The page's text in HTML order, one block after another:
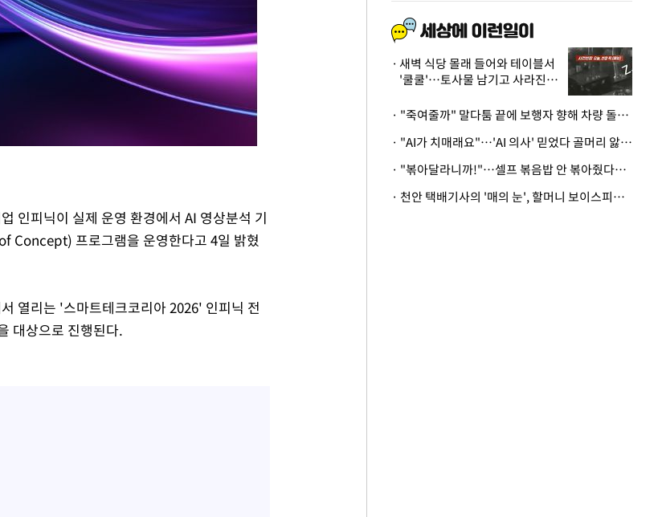
인피닉이 실제 운영 환경에서 AI 영상분석 기
Concept) 프로그램을 운영한다고 4일 밝혔
열리는 '스마트테크코리아 2026' 인피닉 전
대상으로 진행된다.
새벽 식당 몰래 들어와 테이블서
'쿨쿨'…토사물 남기고 사라진 남
· "죽여줄까" 말다툼 끝에 보행자 향해 차량 돌진…50대 여성 중상
· "AI가 치매래요"…'AI 의사' 믿었다 골머리 앓는 美 의료계 '경고'
· "볶아달라니까!"…셀프 볶음밥 안 볶아줬다고 사장 폭행한 손님
· 천안 택배기사의 '매의 눈', 할머니 보이스피싱 피해 막아